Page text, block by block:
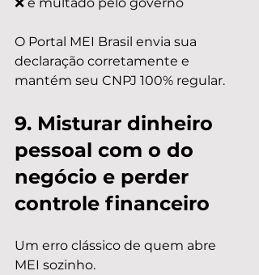
❌ é multado pelo governo
O Portal MEI Brasil envia sua
declaração corretamente e
mantém seu CNPJ 100% regular.
9. Misturar dinheiro
pessoal com o do
negócio e perder
controle financeiro
Um erro clássico de quem abre
MEI sozinho.